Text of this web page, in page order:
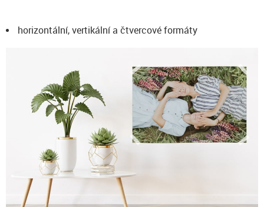
horizontální, vertikální a čtvercové formáty